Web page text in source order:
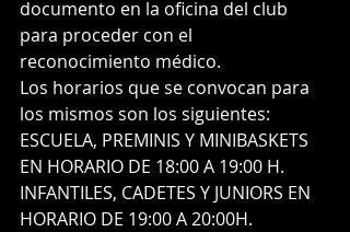
documento en la oficina del club
para proceder con el
reconocimiento médico.
Los horarios que se convocan para
los mismos son los siguientes:
ESCUELA, PREMINIS Y MINIBASKETS
EN HORARIO DE 18:00 A 19:00 H.
INFANTILES, CADETES Y JUNIORS EN
HORARIO DE 19:00 A 20:00H.